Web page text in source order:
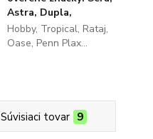
Astra, Dupla,
Hobby, Tropical, Rataj,
Oase, Penn Plax...
Súvisiaci tovar 9